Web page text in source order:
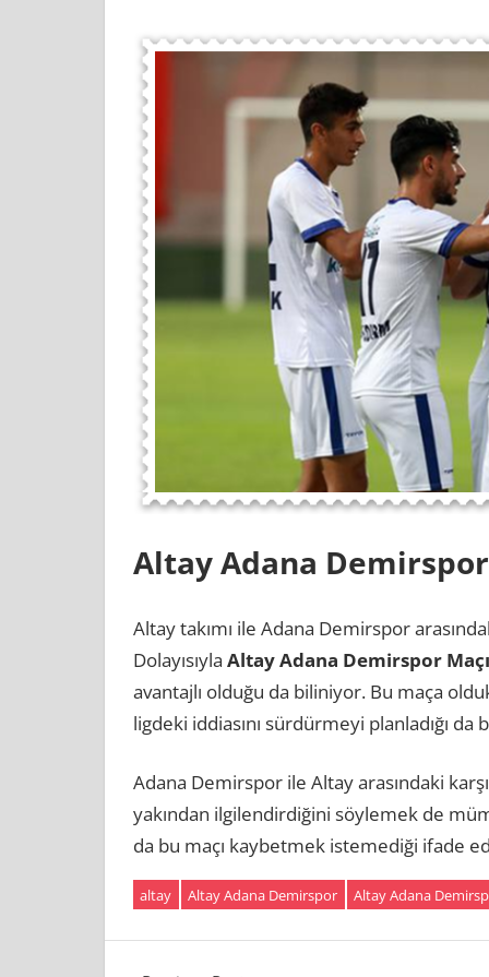
Altay Adana
Altay takımı ile Adana Demirspor
Dolayısıyla Altay Adana Demirspor Maçı
avantajlı olduğu da biliniyor. Bu maça
ligdeki iddiasını sürdürmeyi planladığı da
Adana Demirspor ile Altay arasındaki
yakından ilgilendirdiğini söylemek de
da bu maçı kaybetmek istemediği ifade
altay Altay Adana Demirspor Altay Adana